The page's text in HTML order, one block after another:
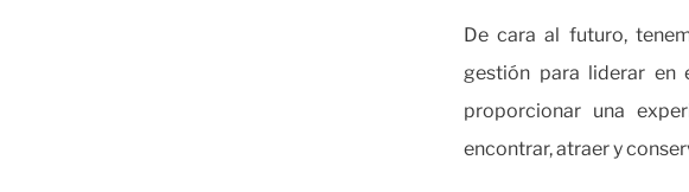
De cara al futuro,
gestión para liderar en
proporcionar una
encontrar, atraer y